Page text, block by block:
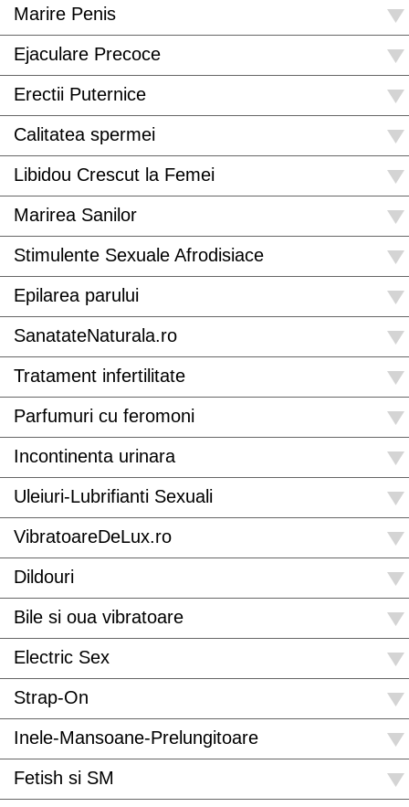
Marire Penis
Ejaculare Precoce
Erectii Puternice
Calitatea spermei
Libidou Crescut la Femei
Marirea Sanilor
Stimulente Sexuale Afrodisiace
Epilarea parului
SanatateNaturala.ro
Tratament infertilitate
Parfumuri cu feromoni
Incontinenta urinara
Uleiuri-Lubrifianti Sexuali
VibratoareDeLux.ro
Dildouri
Bile si oua vibratoare
Electric Sex
Strap-On
Inele-Mansoane-Prelungitoare
Fetish si SM